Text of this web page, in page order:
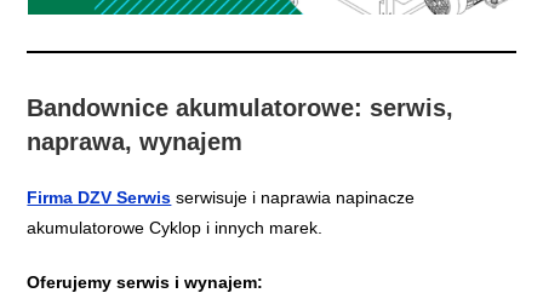
Bandownice akumulatorowe: serwis,
naprawa, wynajem
Firma DZV Serwis serwisuje i naprawia napinacze
akumulatorowe Cyklop i innych marek.
Oferujemy serwis i wynajem: